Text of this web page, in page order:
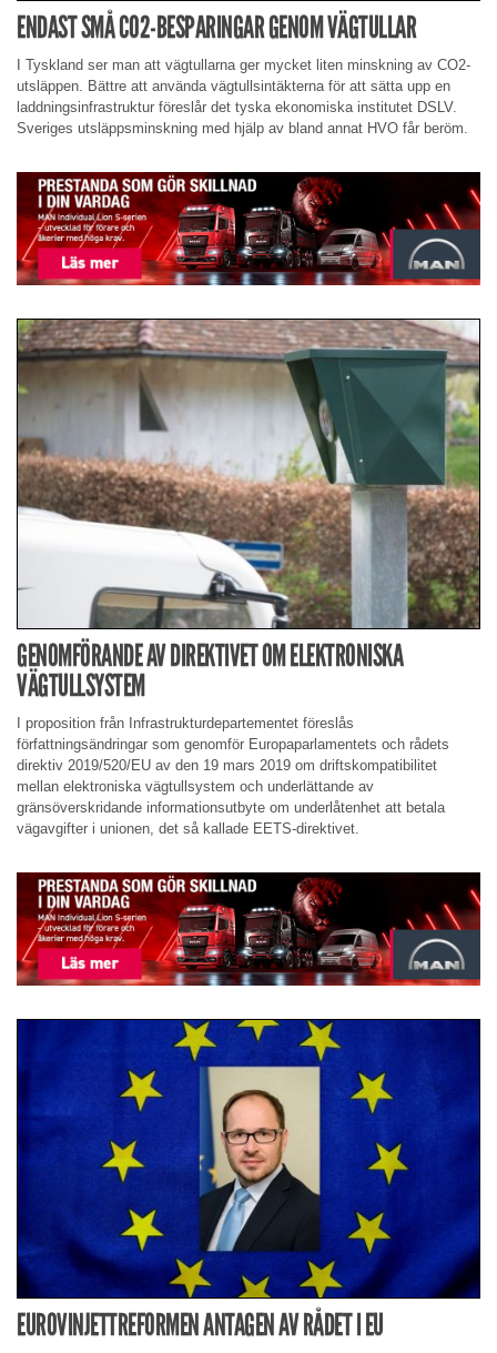
ENDAST SMÅ CO2-BESPARINGAR GENOM VÄGTULLAR
I Tyskland ser man att vägtullarna ger mycket liten minskning av CO2-
utsläppen. Bättre att använda vägtullsintäkterna för att sätta upp en
laddningsinfrastruktur föreslår det tyska ekonomiska institutet DSLV.
Sveriges utsläppsminskning med hjälp av bland annat HVO får beröm.
GENOMFÖRANDE AV DIREKTIVET OM ELEKTRONISKA
VÄGTULLSYSTEM
I proposition från Infrastrukturdepartementet föreslås
författningsändringar som genomför Europaparlamentets och rådets
direktiv 2019/520/EU av den 19 mars 2019 om driftskompatibilitet
mellan elektroniska vägtullsystem och underlättande av
gränsöverskridande informationsutbyte om underlåtenhet att betala
vägavgifter i unionen, det så kallade EETS-direktivet.
EUROVINJETTREFORMEN ANTAGEN AV RÅDET I EU